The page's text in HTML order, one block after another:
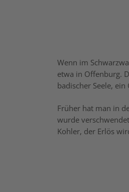
Wenn im
etwa in Offenburg.
badischer Seele,
Früher hat man in
wurde
Kohler, der Erlös